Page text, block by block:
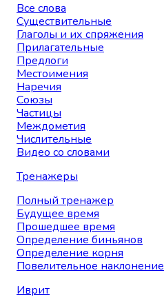
Все слова
Существительные
Глаголы и их спряжения
Прилагательные
Предлоги
Местоимения
Наречия
Союзы
Частицы
Междометия
Числительные
Видео со словами
Тренажеры
Полный тренажер
Будущее время
Прошедшее время
Определение биньянов
Определение корня
Повелительное наклонение
Иврит